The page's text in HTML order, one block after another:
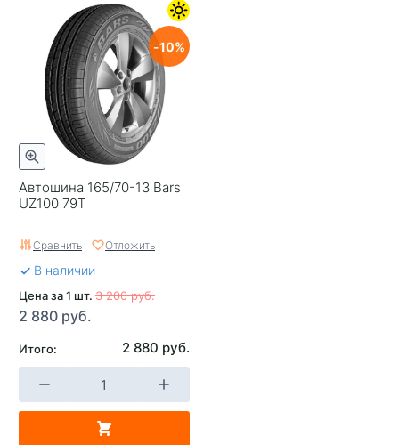
Автошина 165/70-13 Bars
UZ100 79T
10
Сравнить Отложить
В наличии
Цена за 1 шт. 3 200 руб.
2 880 руб.
Итого: 2 880 руб.